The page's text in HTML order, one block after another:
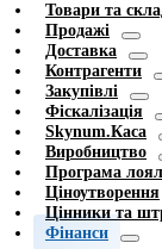
Товари та
Продажі
Доставка
Контрагенти
Закупівлі
Фіскалізація
Skynum.Каса
Виробництво
Програма
Ціноутворення
Цінники та
Фінанси